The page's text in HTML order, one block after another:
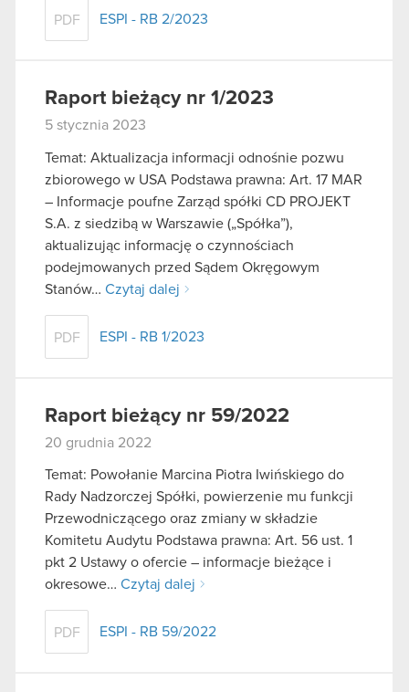
PDF ESPI - RB 2/2023
Raport bieżący nr 1/2023
5 stycznia 2023
Temat: Aktualizacja informacji odnośnie pozwu
zbiorowego w USA Podstawa prawna: Art. 17 MAR
– Informacje poufne Zarząd spółki CD PROJEKT
S.A. z siedzibą w Warszawie („Spółka”),
aktualizując informację o czynnościach
podejmowanych przed Sądem Okręgowym
Stanów… Czytaj dalej
PDF ESPI - RB 1/2023
Raport bieżący nr 59/2022
20 grudnia 2022
Temat: Powołanie Marcina Piotra Iwińskiego do
Rady Nadzorczej Spółki, powierzenie mu funkcji
Przewodniczącego oraz zmiany w składzie
Komitetu Audytu Podstawa prawna: Art. 56 ust. 1
pkt 2 Ustawy o ofercie – informacje bieżące i
okresowe… Czytaj dalej
PDF ESPI - RB 59/2022